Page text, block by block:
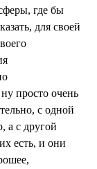
где бы
для своей
просто очень
с одной
а с другой
есть, и они